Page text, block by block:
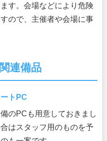
す。会場などにより危険
ので、主催者や会場に事
連備品
トPC
のPCも用意しておきまし
はスタッフ用のものを予